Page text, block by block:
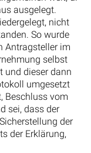
ausgelegt.
nicht
So wurde
Antragsteller im
selbst
und dieser dann
umgesetzt
Beschluss vom
sei, dass der
der
der Erklärung,